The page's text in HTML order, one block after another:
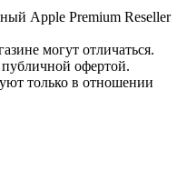
Apple Premium Reseller
могут отличаться.
офертой.
только в отношении